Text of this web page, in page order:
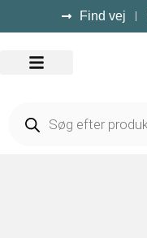
Find vej